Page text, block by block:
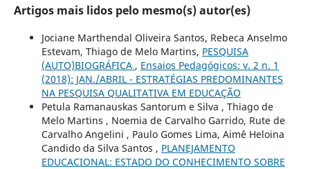
Artigos mais lidos pelo mesmo(s) autor(es)
Jociane Marthendal Oliveira Santos, Rebeca Anselmo
Estevam, Thiago de Melo Martins, PESQUISA
(AUTO)BIOGRÁFICA , Ensaios Pedagógicos: v. 2 n. 1
(2018): JAN./ABRIL - ESTRATÉGIAS PREDOMINANTES
NA PESQUISA QUALITATIVA EM EDUCAÇÃO
Petula Ramanauskas Santorum e Silva , Thiago de
Melo Martins , Noemia de Carvalho Garrido, Rute de
Carvalho Angelini , Paulo Gomes Lima, Aimê Heloina
Candido da Silva Santos , PLANEJAMENTO
EDUCACIONAL: ESTADO DO CONHECIMENTO SOBRE